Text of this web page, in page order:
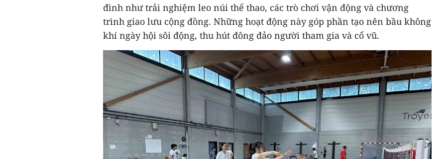
đình như trải nghiệm leo núi thể thao, các trò chơi vận động và chương
trình giao lưu cộng đồng. Những hoạt động này góp phần tạo nên bầu không
khí ngày hội sôi động, thu hút đông đảo người tham gia và cổ vũ.